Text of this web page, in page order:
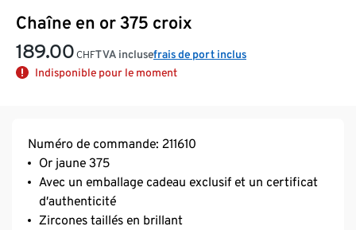
Chaîne en or 375 croix
189.00 CHFTVA inclusefrais de port inclus
Indisponible pour le moment
Numéro de commande: 211610
Or jaune 375
Avec un emballage cadeau exclusif et un certificat
d’authenticité
Zircones taillés en brillant